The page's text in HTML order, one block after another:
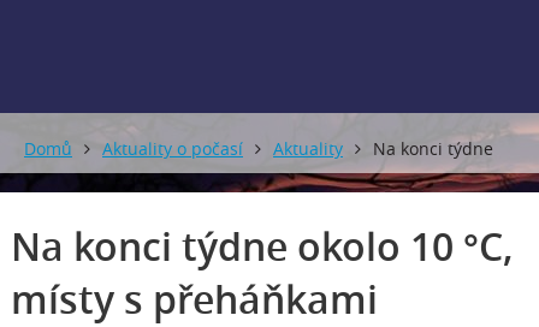
Domů Aktuality o počasí Aktuality Na konci týdne
okolo 10 °C, místy s přeháňkami
Na konci týdne okolo 10 °C,
místy s přeháňkami